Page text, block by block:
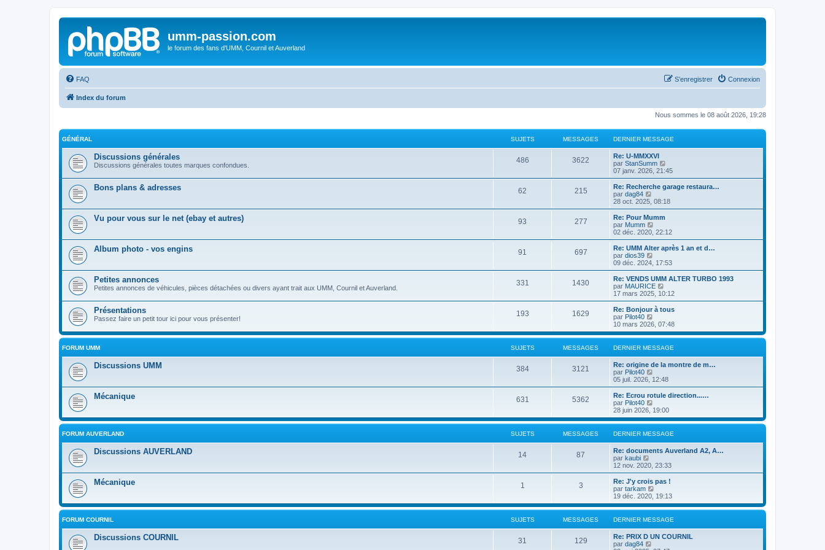
umm-passion.com
le forum des fans d'UMM, Cournil et Auverland
FAQ Connexion
S’enregistrer
Index du forum
Nous sommes le 08 août 2026, 19:28
GÉNÉRAL SUJETS MESSAGES DERNIER MESSAGE
Discussions générales
Discussions générales toutes marques confondues.
486 3622
Re: U-MMXXVI
par StanSumm
o
i
r
e
n
i
r
e
s
s
g
e
07 janv. 2026, 21:45
Bons plans & adresses 62 215
Re: Recherche garage restaura…
par dag84
o
i
r
l
e
d
e
r
n
i
r
m
e
s
s
a
g
e
28 oct. 2025, 08:18
Vu pour vous sur le net (ebay et autres) 93 277
Re: Pour Mumm
par Mumm
o
i
r
e
e
r
n
i
e
r
e
s
a
g
e
02 déc. 2020, 22:12
Album photo - vos engins 91 697
Re: UMM Alter après 1 an et d…
par dios39
o
i
r
l
e
d
e
r
n
i
e
m
e
s
a
g
e
09 déc. 2024, 17:53
Petites annonces
Petites annonces de véhicules, pièces détachées ou divers ayant trait aux UMM, Cournil et Auverland.
331 1430
Re: VENDS UMM ALTER TURBO 1993
par MAURICE
o
i
r
e
e
r
n
i
e
m
e
s
a
g
e
17 mars 2025, 10:12
Présentations
Passez faire un petit tour ici pour vous présenter!
193 1629
Re: Bonjour à tous
par Pilot40
o
i
r
l
e
n
i
e
m
e
s
s
a
g
10 mars 2026, 07:48
FORUM UMM SUJETS MESSAGES DERNIER MESSAGE
Discussions UMM 384 3121
Re: origine de la montre de m…
par Pilot40
o
i
r
e
e
r
n
i
e
m
e
s
s
a
g
e
05 juil. 2026, 12:48
Mécanique 631 5362
Re: Ecrou rotule direction...…
par Pilot40
o
i
r
l
e
n
i
e
r
m
e
s
s
a
g
28 juin 2026, 19:00
FORUM AUVERLAND SUJETS MESSAGES DERNIER MESSAGE
Discussions AUVERLAND 14 87
Re: documents Auverland A2, A…
par kaubi
o
i
r
l
e
d
e
r
n
i
e
r
12 nov. 2020, 23:33
Mécanique 1 3
Re: J'y crois pas !
par tarkam
o
i
r
l
e
19 déc. 2020, 19:13
FORUM COURNIL SUJETS MESSAGES DERNIER MESSAGE
Discussions COURNIL 31 129
Re: PRIX D UN COURNIL
par dag84